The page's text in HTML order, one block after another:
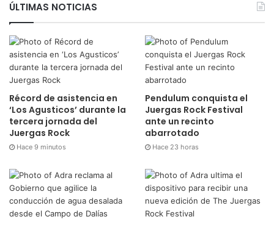
ÚLTIMAS NOTICIAS
Récord de asistencia en
‘Los Agusticos’ durante la
tercera jornada del
Juergas Rock
Hace 9 minutos
Pendulum conquista el
Juergas Rock Festival
ante un recinto
abarrotado
Hace 23 horas